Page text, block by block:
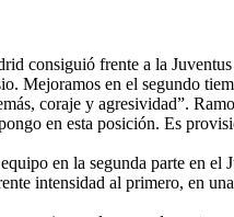
consiguió frente a la
Mejoramos en el segundo
coraje y agresividad”.
en esta posición. Es
en la segunda parte en el
intensidad al primero, en